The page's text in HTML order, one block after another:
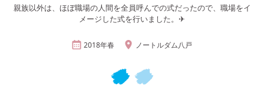
親族以外は、ほぼ職場の人間を全員呼んでの式だったので、職場をイ
メージした式を行いました。✈︎
2018年春 ノートルダム八戸